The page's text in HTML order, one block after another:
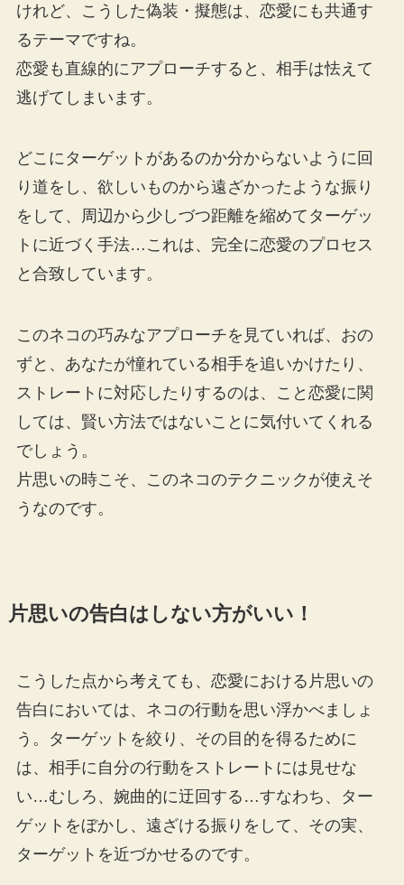
けれど、こうした偽装・擬態は、恋愛にも共通す
るテーマですね。
恋愛も直線的にアプローチすると、相手は怯えて
逃げてしまいます。
どこにターゲットがあるのか分からないように回
り道をし、欲しいものから遠ざかったような振り
をして、周辺から少しづつ距離を縮めてターゲッ
トに近づく手法…これは、完全に恋愛のプロセス
と合致しています。
このネコの巧みなアプローチを見ていれば、おの
ずと、あなたが憧れている相手を追いかけたり、
ストレートに対応したりするのは、こと恋愛に関
しては、賢い方法ではないことに気付いてくれる
でしょう。
片思いの時こそ、このネコのテクニックが使えそ
うなのです。
片思いの告白はしない方がいい！
こうした点から考えても、恋愛における片思いの
告白においては、ネコの行動を思い浮かべましょ
う。ターゲットを絞り、その目的を得るために
は、相手に自分の行動をストレートには見せな
い…むしろ、婉曲的に迂回する…すなわち、ター
ゲットをぼかし、遠ざける振りをして、その実、
ターゲットを近づかせるのです。